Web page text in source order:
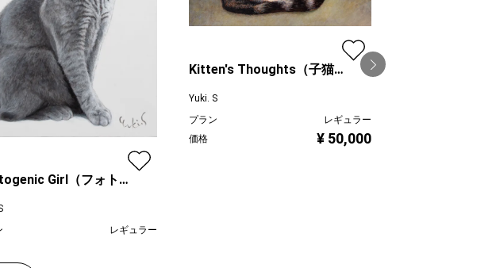
Girl（フォトジ
レギュラー
Kitten's Thoughts（子猫の
Yuki. S
プラン
レギュラー
価格
¥ 50,000